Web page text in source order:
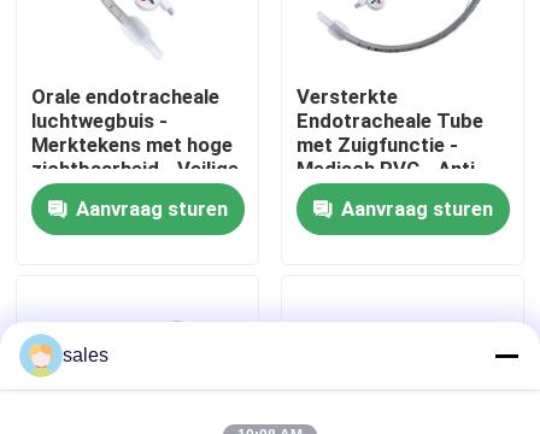
Fabrieksreis
Kwaliteitscontrole
Contacteer ons
ET Buisluchtroute
Laryngeal Maskerluchtroute
Orale endotracheale
luchtwegbuis -
Merktekens met hoge
zichtbaarheid - Veilige
plaatsing - Latexvrij -
ISO CE-certificering
Aanvraag sturen
Versterkte
Endotracheale Tube
met Zuigfunctie -
Medisch PVC - Anti-
resistent - CE & ISO
Gecertificeerd
Aanvraag sturen
sales